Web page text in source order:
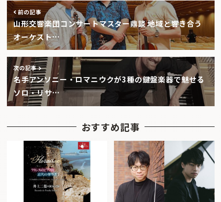
前の記事
山形交響楽団コンサートマスター鼎談 地域と響き合う
オーケスト…
次の記事
名手アンソニー・ロマニウクが3種の鍵盤楽器で魅せる
ソロ・リサ…
おすすめ記事